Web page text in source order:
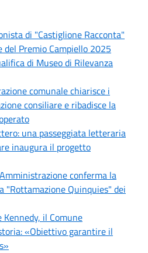
di "Castiglione Racconta"
Premio Campiello 2025
di Museo di Rilevanza
comunale chiarisce i
consiliare e ribadisce la
una passeggiata letteraria
inaugura il progetto
conferma la
"Rottamazione Quinquies" dei
il Comune
«Obiettivo garantire il